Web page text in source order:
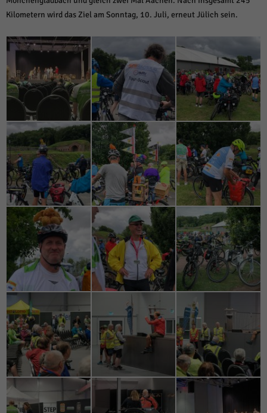
Kilometern wird das Ziel am Sonntag, 10. Juli, erneut Jülich sein.